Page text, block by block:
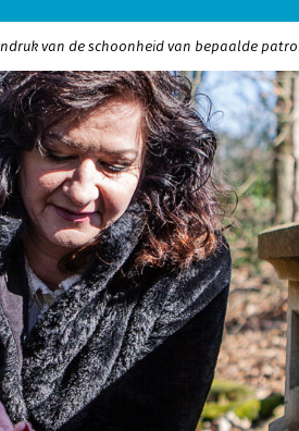
van de schoonheid van bepaalde